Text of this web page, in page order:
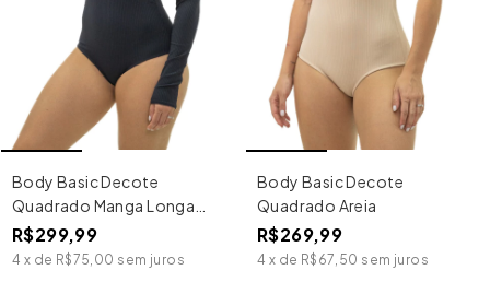
Body Basic Decote
Quadrado Manga Longa
Preto
R$299,99
4 x de R$75,00 sem juros
Body Basic Decote
Quadrado Areia
R$269,99
4 x de R$67,50 sem juros